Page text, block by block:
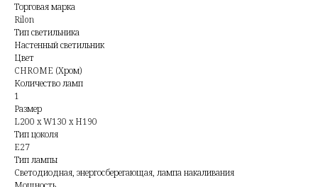
Торговая марка
Rilon
Тип светильника
Настенный светильник
Цвет
CHROME (Хром)
Количество ламп
1
Размер
L200 x W130 x H190
Тип цоколя
E27
Тип лампы
Светодиодная, энергосберегающая, лампа накаливания